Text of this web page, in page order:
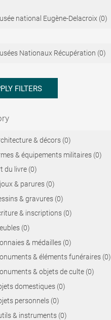
national Eugène-Delacroix (0)
Nationaux Récupération (0)
FILTERS
& décors (0)
& équipements militaires (0)
du livre (0)
& parures (0)
& gravures (0)
& inscriptions (0)
(0)
& médailles (0)
& éléments funéraires (0)
& objets de culte (0)
domestiques (0)
personnels (0)
& instruments (0)